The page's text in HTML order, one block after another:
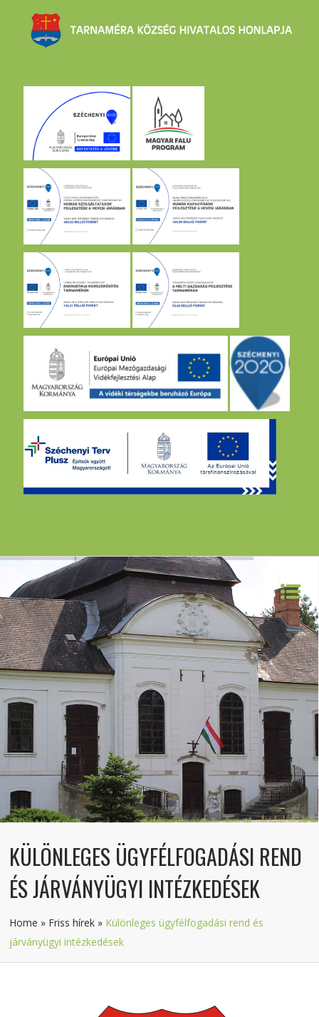
KÜLÖNLEGES ÜGYFÉLFOGADÁSI REND
ÉS JÁRVÁNYÜGYI INTÉZKEDÉSEK
Home » Friss hírek » Különleges ügyfélfogadási rend és
járványügyi intézkedések